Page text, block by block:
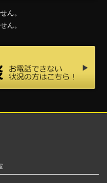
ん。
ん。